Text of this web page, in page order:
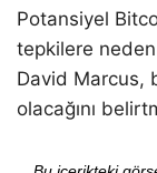
Potansiyel
tepkilere
David Marcus,
olacağını